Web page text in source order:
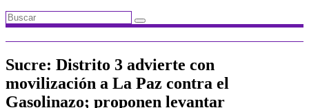
Sucre: Distrito 3 advierte con
movilización a La Paz contra el
Gasolinazo; proponen levantar